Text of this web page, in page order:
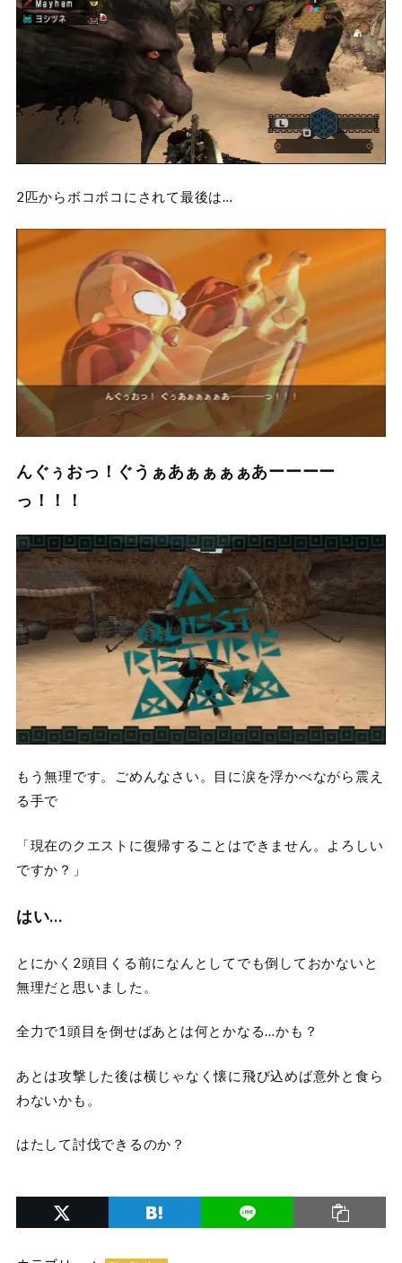
2匹からボコボコにされて最後は…
んぐぅおっ！ぐうぁあぁぁぁぁあーーーー
っ！！！
もう無理です。ごめんなさい。目に涙を浮かべながら震え
る手で
「現在のクエストに復帰することはできません。よろしい
ですか？」
はい…
とにかく2頭目くる前になんとしてでも倒しておかないと
無理だと思いました。
全力で1頭目を倒せばあとは何とかなる…かも？
あとは攻撃した後は横じゃなく懐に飛び込めば意外と食ら
わないかも。
はたして討伐できるのか？